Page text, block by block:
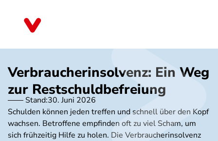
Verbraucherinsolvenz: Ein Weg
zur Restschuldbefreiung
Stand:30. Juni 2026
Schulden können jeden treffen und schnell über den Kopf
wachsen. Betroffene empfinden oft zu viel Scham, um
sich frühzeitig Hilfe zu holen. Die Verbraucherinsolvenz